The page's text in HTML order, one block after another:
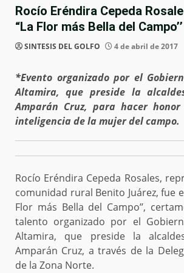
Rocío Eréndira Cepeda
“La Flor más Bella del Campo’’
SINTESIS DEL GOLFO 4 de abril de 2017
*Evento organizado por el
Altamira, que preside la
Amparán Cruz, para hacer
inteligencia de la mujer del campo.
Rocío Eréndira Cepeda Rosales,
comunidad rural Benito Juárez, fue
Flor más Bella del Campo’’,
talento organizado por el
Altamira, que preside la
Amparán Cruz, a través de la
de la Zona Norte.